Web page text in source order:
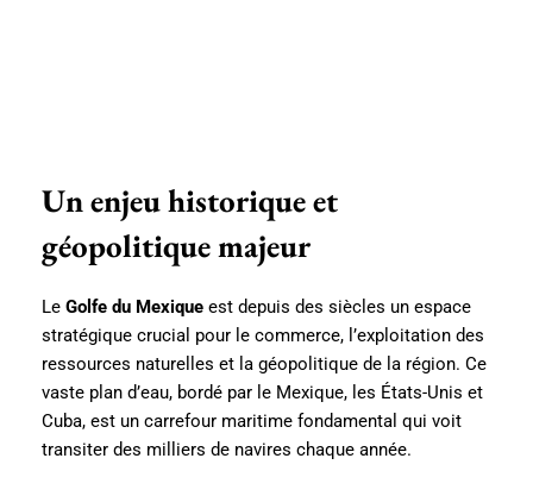
Un enjeu historique et
géopolitique majeur
Le Golfe du Mexique est depuis des siècles un espace
stratégique crucial pour le commerce, l’exploitation des
ressources naturelles et la géopolitique de la région. Ce
vaste plan d’eau, bordé par le Mexique, les États-Unis et
Cuba, est un carrefour maritime fondamental qui voit
transiter des milliers de navires chaque année.